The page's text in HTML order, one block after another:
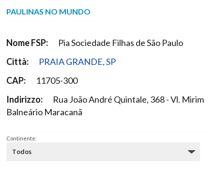
Onde Estamos
Notícias
Recursos
Media
PAULINAS NO MUNDO
Nome FSP:
Pia Sociedade Filhas de São Paulo
Città:
PRAIA GRANDE, SP
CAP:
11705-300
Indirizzo:
Rua João André Quintale, 368 - Vl. Mirim
Balneário Maracanã
Continente: